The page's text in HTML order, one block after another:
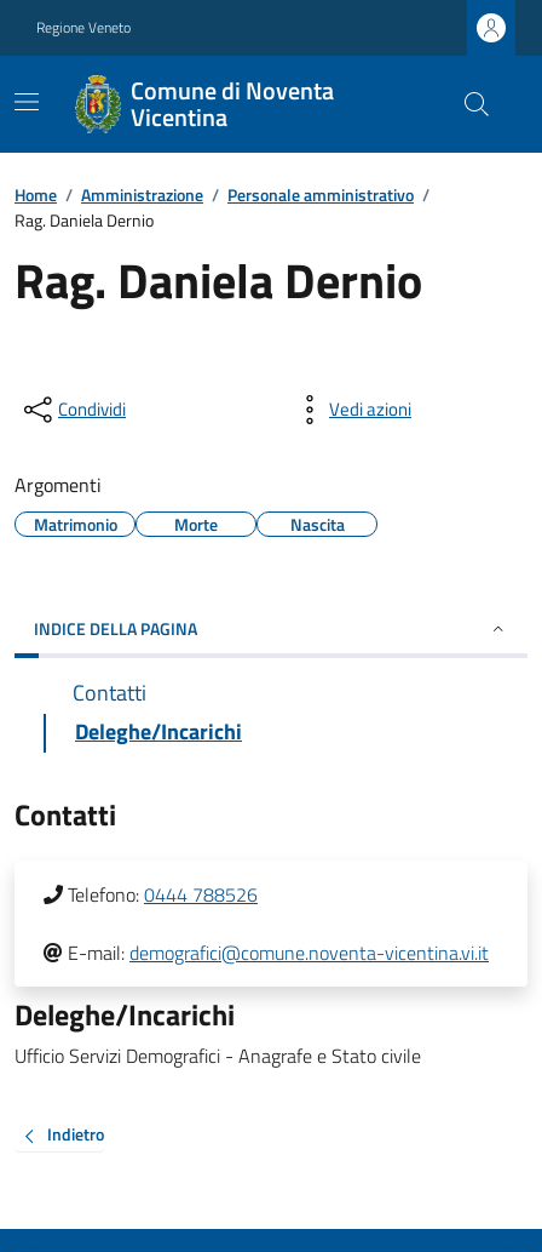
Regione Veneto
Comune di Noventa
Vicentina
Home / Amministrazione / Personale amministrativo /
Rag. Daniela Dernio
Rag. Daniela Dernio
Condividi Vedi azioni
Argomenti
Matrimonio Morte Nascita
INDICE DELLA PAGINA
Contatti
Deleghe/Incarichi
Contatti
Telefono:0444 788526
E-mail:demografici@comune.noventa-vicentina.vi.it
Deleghe/Incarichi
Ufficio Servizi Demografici - Anagrafe e Stato civile
Indietro